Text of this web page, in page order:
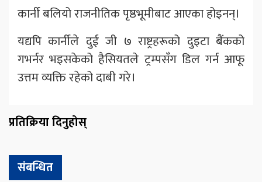
कार्नी बलियो राजनीतिक पृष्ठभूमीबाट आएका होइनन्।
यद्यपि कार्नीले दुई जी ७ राष्ट्रहरूको दुइटा बैंकको
गभर्नर भइसकेको हैसियतले ट्रम्पसँग डिल गर्न आफू
उत्तम व्यक्ति रहेको दाबी गरे।
प्रतिक्रिया दिनुहोस्
संबन्धित